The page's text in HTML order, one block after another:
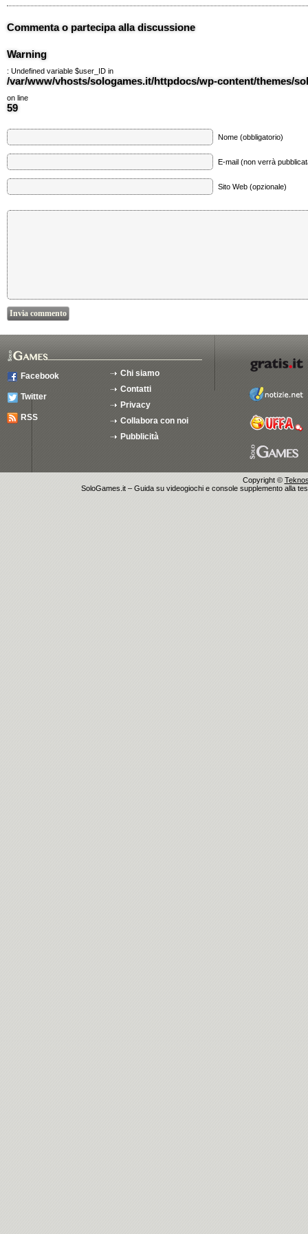
Commenta o partecipa alla discussione
Warning
: Undefined variable $user_ID in
/var/www/vhosts/sologames.it/httpdocs/wp-content/themes/
on line
59
Nome (obbligatorio)
E-mail (non verrà
Sito Web (opzionale)
Facebook
Twitter
RSS
Chi siamo
Contatti
Privacy
Collabora con noi
Pubblicità
Copyright ©
SoloGames.it – Guida su videogiochi e console supplemento alla